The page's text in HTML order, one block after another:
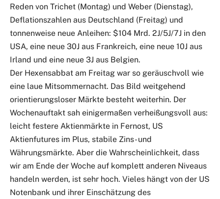
Reden von Trichet (Montag) und Weber (Dienstag),
Deflationszahlen aus Deutschland (Freitag) und
tonnenweise neue Anleihen: $104 Mrd. 2J/5J/7J in den
USA, eine neue 30J aus Frankreich, eine neue 10J aus
Irland und eine neue 3J aus Belgien.
Der Hexensabbat am Freitag war so geräuschvoll wie
eine laue Mitsommernacht. Das Bild weitgehend
orientierungsloser Märkte besteht weiterhin. Der
Wochenauftakt sah einigermaßen verheißungsvoll aus:
leicht festere Aktienmärkte in Fernost, US
Aktienfutures im Plus, stabile Zins- und
Währungsmärkte. Aber die Wahrscheinlichkeit, dass
wir am Ende der Woche auf komplett anderen Niveaus
handeln werden, ist sehr hoch. Vieles hängt von der US
Notenbank und ihrer Einschätzung des